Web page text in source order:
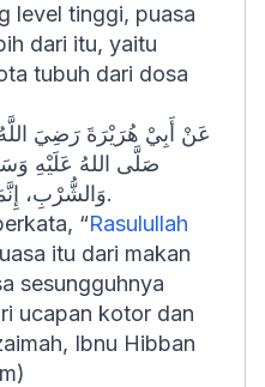
level tinggi, puasa
dari itu, yaitu
tubuh dari dosa
عَنْ أَبِيْ هُرَيْرَةَ رَضِيَ
صَلَّى اللهُ عَلَيْهِ
وَالشُّرْبِ، إِنَّمَا الصِّيَامُ مِنَ اللَّغْوِ وَالرَّفَثِ.
“Rasulullah
itu dari makan
sesungguhnya
ucapan kotor dan
Ibnu Hibban